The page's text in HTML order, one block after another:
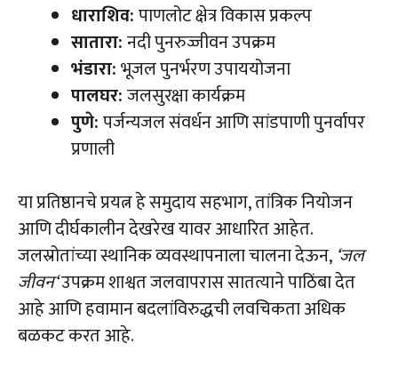
धाराशिव:पाणलोट क्षेत्र विकास प्रकल्प
सातारा:नदी पुनरुज्जीवन उपक्रम
भंडारा:भूजल पुनर्भरण उपाययोजना
पालघर:जलसुरक्षा कार्यक्रम
पुणे:पर्जन्यजल संवर्धन आणि सांडपाणी पुनर्वापर
प्रणाली
या प्रतिष्ठानचे प्रयत्न हे समुदाय सहभाग, तांत्रिक नियोजन
आणि दीर्घकालीन देखरेख यावर आधारित आहेत.
जलस्रोतांच्या स्थानिक व्यवस्थापनाला चालना देऊन, ‘जल
जीवन‘उपक्रम शाश्वत जलवापरास सातत्याने पाठिंबा देत
आहे आणि हवामान बदलांविरुद्धची लवचिकता अधिक
बळकट करत आहे.